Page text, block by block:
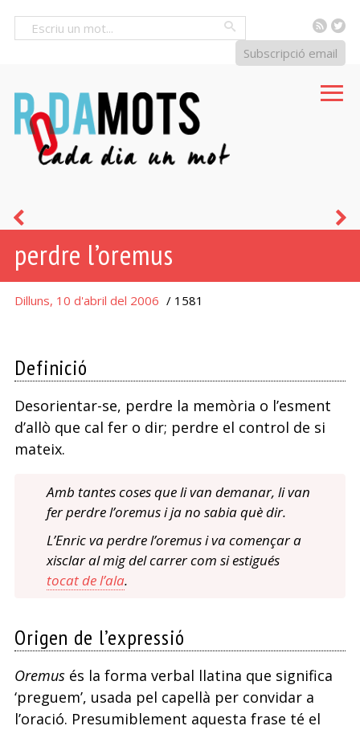
RSS
Subscripció email
perdre l’oremus
Dilluns, 10 d'abril del 2006 / 1581
Definició
Desorientar-se, perdre la memòria o l’esment
d’allò que cal fer o dir; perdre el control de si
mateix.
Amb tantes coses que li van demanar, li van
fer perdre l’oremus i ja no sabia què dir.
L’Enric va perdre l’oremus i va començar a
xisclar al mig del carrer com si estigués
tocat de l’ala.
Origen de l’expressió
Oremusés la forma verbal llatina que significa
‘preguem’, usada pel capellà per convidar a
l’oració. Presumiblement aquesta frase té el
ad
calendas
graecas